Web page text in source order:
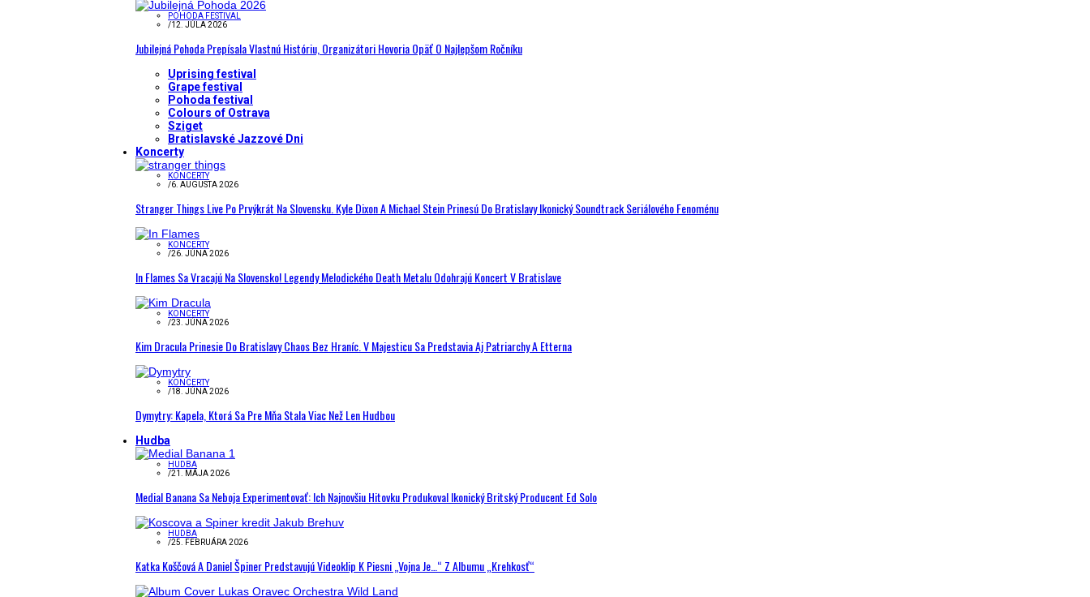
POHODA FESTIVAL
/12. JÚLA 2026
Jubilejná Pohoda Prepísala Vlastnú Históriu, Organizátori Hovoria Opäť O Najlepšom Ročníku
Uprising festival
Grape festival
Pohoda festival
Colours of Ostrava
Sziget
Bratislavské Jazzové Dni
Koncerty
KONCERTY
/6. AUGUSTA 2026
Stranger Things Live Po Prvýkrát Na Slovensku. Kyle Dixon A Michael Stein Prinesú Do Bratislavy Ikonický Soundtrack Seriálového Fenoménu
KONCERTY
/26. JÚNA 2026
In Flames Sa Vracajú Na Slovensko! Legendy Melodického Death Metalu Odohrajú Koncert V Bratislave
KONCERTY
/23. JÚNA 2026
Kim Dracula Prinesie Do Bratislavy Chaos Bez Hraníc. V Majesticu Sa Predstavia Aj Patriarchy A Etterna
KONCERTY
/18. JÚNA 2026
Dymytry: Kapela, Ktorá Sa Pre Mňa Stala Viac Než Len Hudbou
Hudba
HUDBA
/21. MÁJA 2026
Medial Banana Sa Neboja Experimentovať: Ich Najnovšiu Hitovku Produkoval Ikonický Britský Producent Ed Solo
HUDBA
/25. FEBRUÁRA 2026
Katka Koščová A Daniel Špiner Predstavujú Videoklip K Piesni „Vojna Je…“ Z Albumu „Krehkosť“